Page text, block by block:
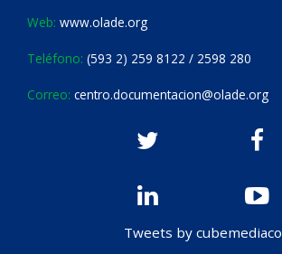
Web: www.olade.org
Teléfono: (593 2) 259 8122 / 2598 280
Correo: centro.documentacion@olade.org
Tweets by cubemediaco